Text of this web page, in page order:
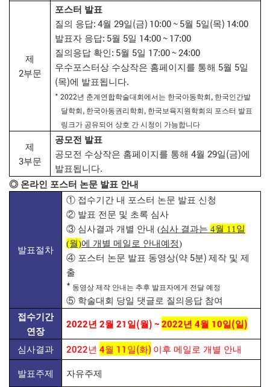
제
2부문
포스터 발표
질의 응답: 4월 29일(금) 10:00 ~ 5월 5일(목) 14:00
발표자 응답: 5월 5일 14:00 ~ 17:00
질의응답 확인: 5월 5일 17:00 ~ 24:00
우수포스터상 수상작은 홈페이지를 통해 5월 5일
(목)에 발표됩니다.
* 2022년 춘계연합학술대회에서는 한국아동학회 , 한국인간발
달학회 , 한국아동권리학회 , 한국보육지원학회의 포스터 발표
링크가 공유되어 상호 간 시청이 가능합니다
제
3부문
공모전 발표
공모전 수상작은 홈페이지를 통해 4월 29일(금)에
발표됩니다.
◎ 온라인 포스터 논문 발표 안내
발표절차
① 접수기간 내 포스터 논문 발표 신청
② 발표 전문 및 초록 심사
③ 심사결과 개별 안내 (심사 결과는 4월 11일
(월)에 개별 메일로 안내예정)
④ 포스터 논문 발표 동영상(약 5분) 제작 및 제
출
* 동영상 제작 안내는 추후 발표자에게 전달 예정
⑤ 학술대회 당일 댓글로 질의응답 참여
접수기간
연장
2022년 2월 21 일(월) ~2022년 4월 10일(일)
심사결과 2022년 4월 11 일(화) 이후 메일로 개별 안내
발표주제 자유주제